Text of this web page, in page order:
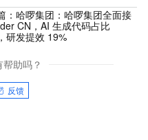
：哈啰集团：哈啰集团全面接
CN，AI 生成代码占比
研发提效 19%
助吗？
反馈